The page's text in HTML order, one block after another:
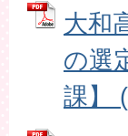
大和
の選
課】